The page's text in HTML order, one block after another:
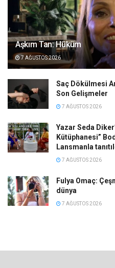
Aşkım Tan: Hüküm
7 AĞUSTOS 2026
Saç Dökülmesi
Son Gelişmeler
7 AĞUSTOS 2026
Yazar Seda
Kütüphanesi”
Lansmanla
7 AĞUSTOS 2026
Fulya Omaç:
dünya
7 AĞUSTOS 2026